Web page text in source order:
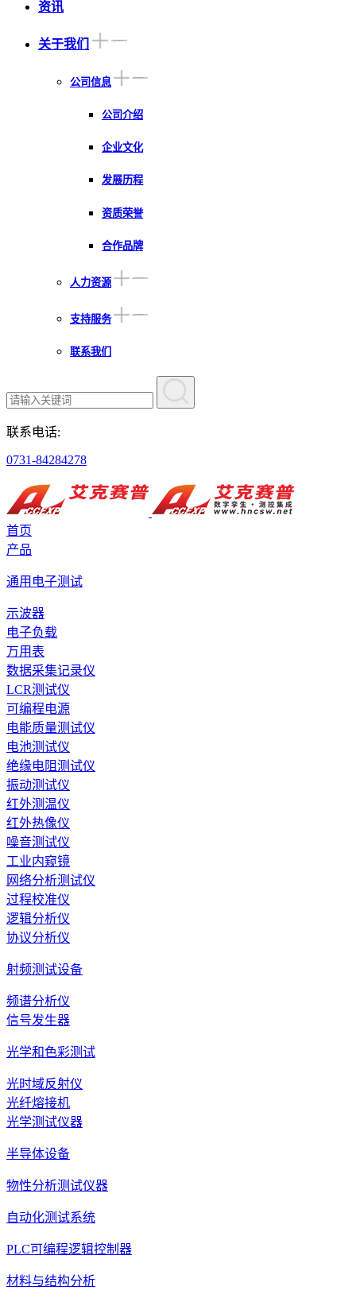
资讯
关于我们
公司信息
公司介绍
企业文化
发展历程
资质荣誉
合作品牌
人力资源
支持服务
联系我们
联系电话:
0731-84284278
首页
产品
通用电子测试
示波器
电子负载
万用表
数据采集记录仪
LCR测试仪
可编程电源
电能质量测试仪
电池测试仪
绝缘电阻测试仪
振动测试仪
红外测温仪
红外热像仪
噪音测试仪
工业内窥镜
网络分析测试仪
过程校准仪
逻辑分析仪
协议分析仪
射频测试设备
频谱分析仪
信号发生器
光学和色彩测试
光时域反射仪
光纤熔接机
光学测试仪器
半导体设备
物性分析测试仪器
自动化测试系统
PLC可编程逻辑控制器
材料与结构分析